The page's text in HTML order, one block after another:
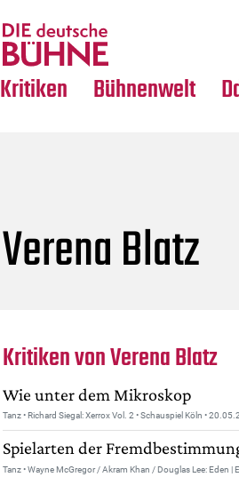
Kritiken
Crossover
Bühnenwelt
Medientipps
Verena Blatz
Kritiken von Verena Blatz
Wie unter dem Mikroskop
Tanz • Richard Siegal: Xerrox Vol. 2 • Schauspiel Köln •
Spielarten der
Tanz • Wayne McGregor / Akram Khan / Douglas Lee: Eden